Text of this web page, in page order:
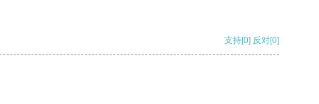
支持[0] 反对[0]